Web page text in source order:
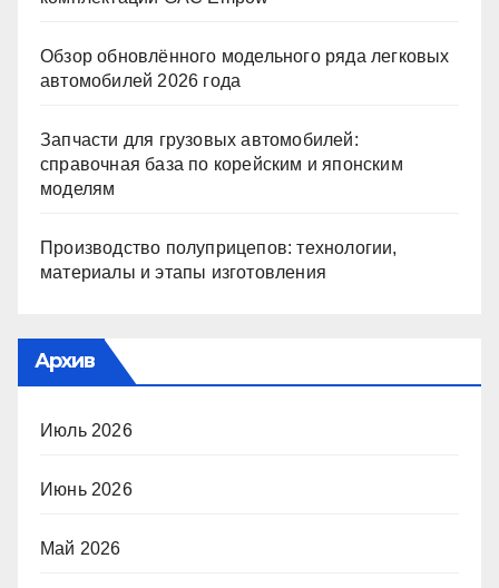
Обзор обновлённого модельного ряда легковых
автомобилей 2026 года
Запчасти для грузовых автомобилей:
справочная база по корейским и японским
моделям
Производство полуприцепов: технологии,
материалы и этапы изготовления
Архив
Июль 2026
Июнь 2026
Май 2026